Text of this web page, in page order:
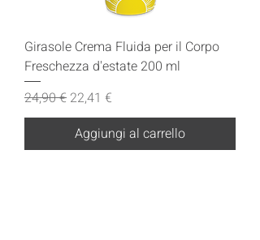
Girasole Crema Fluida per il Corpo
Freschezza d'estate 200 ml
Prezzo regolare
24,90 € Prezzo scontato
22,41 €
Aggiungi al carrello